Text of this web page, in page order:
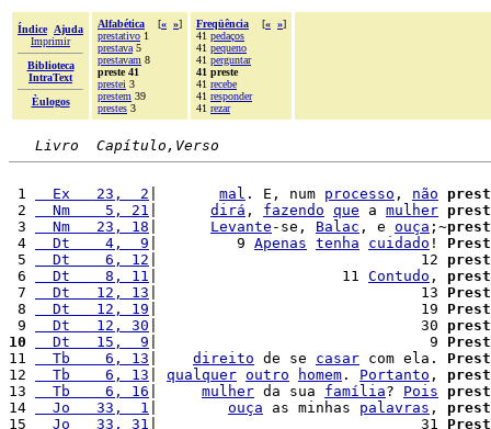
Índice
Ajuda
Imprimir
Biblioteca
IntraText
Èulogos
Alfabética [« »]
prestativo 1
prestava 5
prestavam 8
preste 41
prestei 3
prestem 39
prestes 3
Freqüência [« »]
41 pedaços
41 pequeno
41 perguntar
41 preste
41 recebe
41 responder
41 rezar
Livro  Capítulo,Verso
1
  Ex   23,  2
mal . E, num processo , não
2
  Nm    5, 21
dirá , fazendo que a mulher
3
  Nm   23, 18
Levante -se, Balac , e ouça ;~
4
  Dt    4,  9
|         9 Apenas tenha cuidado !
5
  Dt    6, 12
|                              12
6
  Dt    8, 11
|                     11 Contudo ,
7
  Dt   12, 13
|                              13
8
  Dt   12, 19
|                              19
9
  Dt   12, 30
|                              30
10
  Dt   15,  9
|                               9
11
  Tb    6, 13
direito de se casar com ela.
12
  Tb    6, 13
qualquer outro homem . Portanto ,
13
  Tb    6, 16
mulher da sua família? Pois
14
  Jo   33,  1
ouça as minhas palavras ,
15
  Jo   33, 31
|                              31